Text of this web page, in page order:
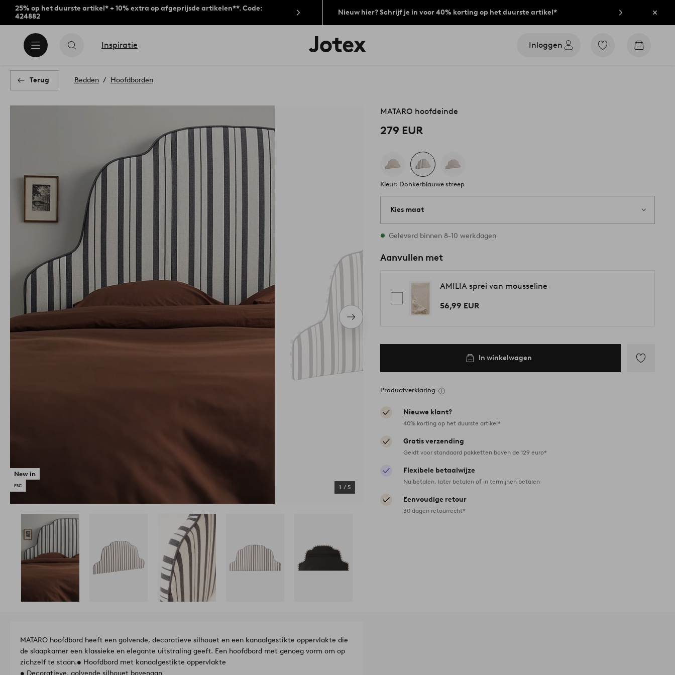
25% op het duurste artikel* + 10% extra op afgeprijsde artikelen**. Code:
424882
Nieuw hier? Schrijf je in voor 40% korting op het duurste artikel*
Inspiratie
Jotex
logo
Inloggen
Ga
Go
Terug Bedden Hoofdborden
Volgend
item
New in
1 / 5
MATARO hoofdeinde
279 EUR
Kleur: Donkerblauwe streep
Kies maat
Alle maten zijn op voorraad
Geleverd binnen 8-10 werkdagen
Aanvullen met
AMILIA sprei van mousseline
56,99 EUR
In winkelwagen
Productverklaring
Nieuwe klant?
40% korting op het duurste artikel*
Gratis verzending
Geldt voor standaard pakketten boven de 129 euro*
Flexibele betaalwijze
Nu betalen, later betalen of in termijnen betalen
Eenvoudige retour
30 dagen retourrecht*
MATARO hoofdbord heeft een golvende, decoratieve silhouet en een kanaalgestikte oppervlakte die
de slaapkamer een klassieke en elegante uitstraling geeft. Een hoofdbord met genoeg vorm om op
zichzelf te staan.• Hoofdbord met kanaalgestikte oppervlakte
• Decoratieve, golvende silhouet bovenaan